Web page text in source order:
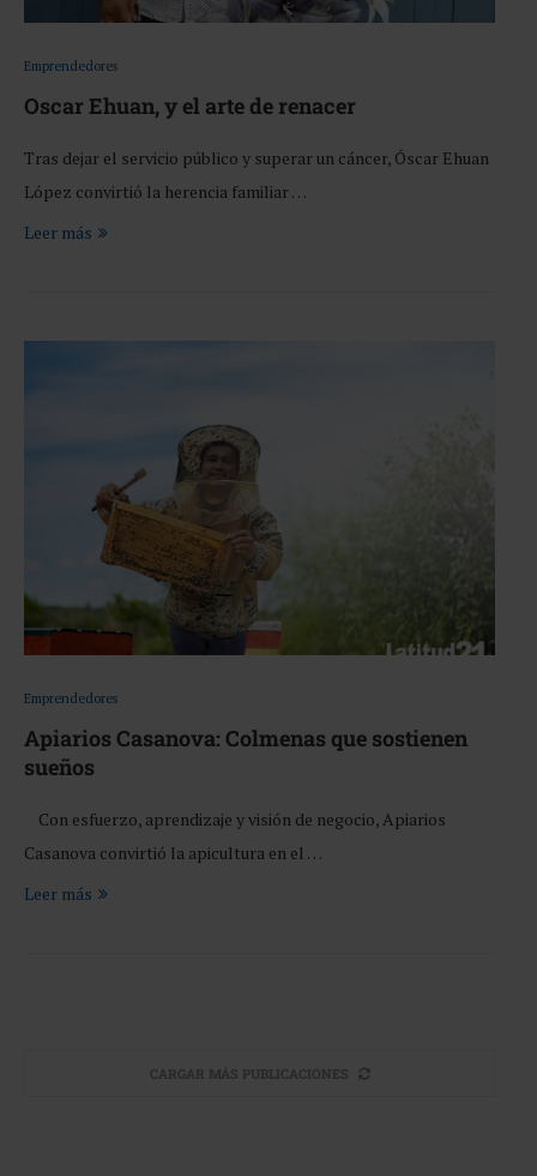
Emprendedores
Oscar Ehuan, y el arte de renacer
Tras dejar el servicio público y superar un cáncer, Óscar Ehuan
López convirtió la herencia familiar …
Leer más
Emprendedores
Apiarios Casanova: Colmenas que sostienen
sueños
Con esfuerzo, aprendizaje y visión de negocio, Apiarios
Casanova convirtió la apicultura en el …
Leer más
CARGAR MÁS PUBLICACIONES